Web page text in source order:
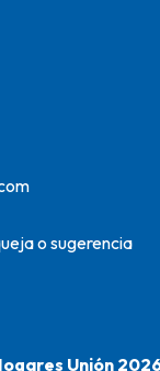
o sugerencia
Unión